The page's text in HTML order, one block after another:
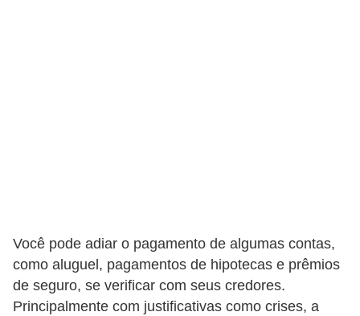
Você pode adiar o pagamento de algumas contas,
como aluguel, pagamentos de hipotecas e prêmios
de seguro, se verificar com seus credores.
Principalmente com justificativas como crises, a
õ
e
s